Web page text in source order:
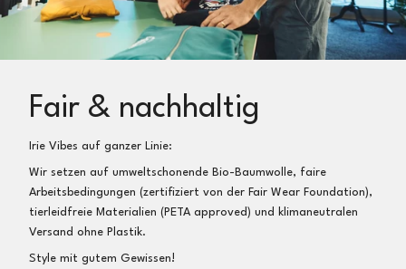
Fair & nachhaltig
Irie Vibes auf ganzer Linie:
Wir setzen auf umweltschonende Bio-Baumwolle, faire
Arbeitsbedingungen (zertifiziert von der Fair Wear Foundation),
tierleidfreie Materialien (PETA approved) und klimaneutralen
Versand ohne Plastik.
Style mit gutem Gewissen!